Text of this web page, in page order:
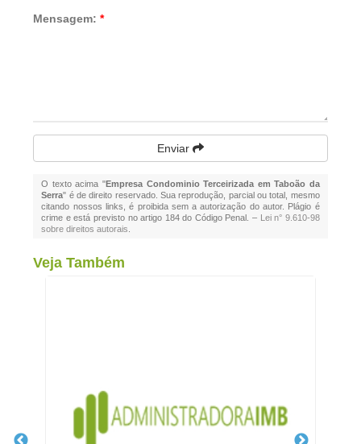
Mensagem:*
Enviar
O texto acima "Empresa Condominio Terceirizada em Taboão da
Serra" é de direito reservado. Sua reprodução, parcial ou total, mesmo
citando nossos links, é proibida sem a autorização do autor. Plágio é
crime e está previsto no artigo 184 do Código Penal. – Lei n° 9.610-98
sobre direitos autorais
Veja Também